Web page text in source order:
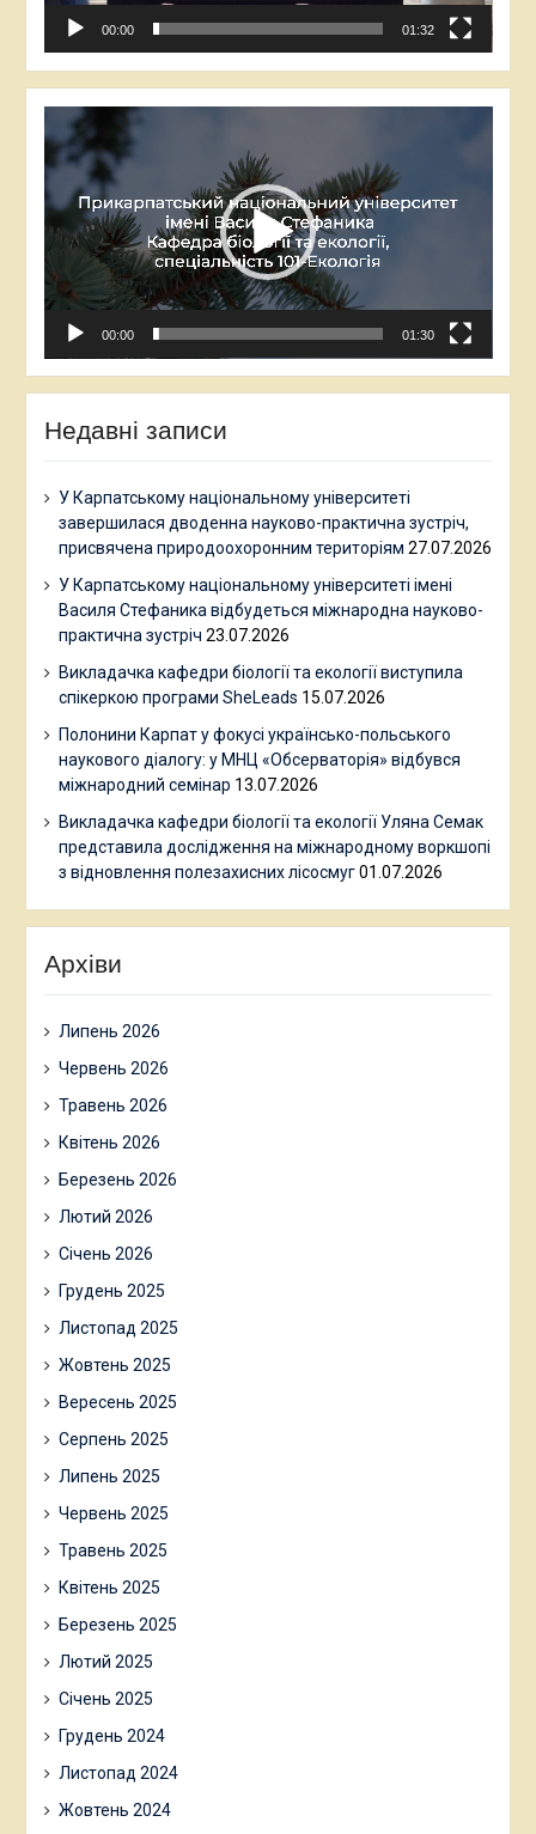
00:00 01:32
Відеопрогравач
00:00 01:30
Недавні записи
У Карпатському національному університеті
завершилася дводенна науково-практична зустріч,
присвячена природоохоронним територіям 27.07.2026
У Карпатському національному університеті імені
Василя Стефаника відбудеться міжнародна науково-
практична зустріч 23.07.2026
Викладачка кафедри біології та екології виступила
спікеркою програми SheLeads 15.07.2026
Полонини Карпат у фокусі українсько-польського
наукового діалогу: у МНЦ «Обсерваторія» відбувся
міжнародний семінар 13.07.2026
Викладачка кафедри біології та екології Уляна Семак
представила дослідження на міжнародному воркшопі
з відновлення полезахисних лісосмуг 01.07.2026
Архіви
Липень 2026
Червень 2026
Травень 2026
Квітень 2026
Березень 2026
Лютий 2026
Січень 2026
Грудень 2025
Листопад 2025
Жовтень 2025
Вересень 2025
Серпень 2025
Липень 2025
Червень 2025
Травень 2025
Квітень 2025
Березень 2025
Лютий 2025
Січень 2025
Грудень 2024
Листопад 2024
Жовтень 2024